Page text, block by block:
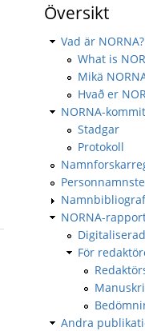
Översikt
Vad är NORNA?
What is
Mikä
Hvað er
NORNA-
Stadgar
Protokoll
NORNA-
För
Andra